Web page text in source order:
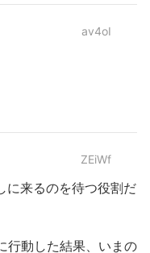
av4oI
ZEiWf
に来るのを待つ役割だ
行動した結果、いまの